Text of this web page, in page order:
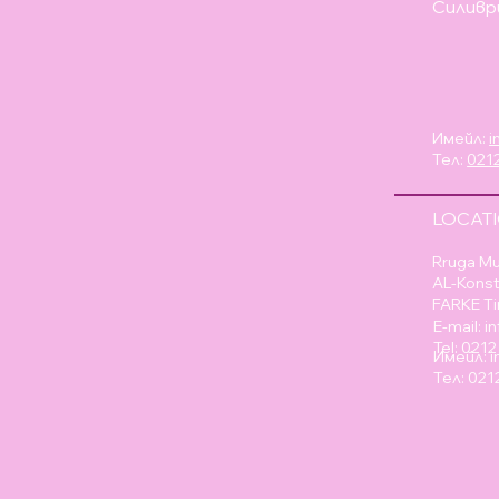
Имейл:
Тел:
E-mail:
Tel:
Rruga
AL-
FARKE
Имейл:
Тел: